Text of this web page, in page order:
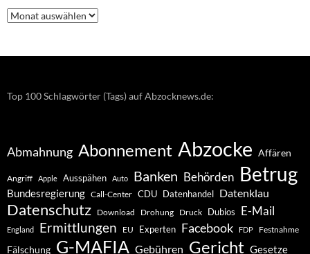
Nachrichten
–
Top 100 Schlagwörter (Tags) auf Abzocknews.de:
Abmahnung Abonnement Abzocke Affären
Angriff Apple Ausspähen Auto Banken Behörden Betrug
Bundesregierung Call-Center CDU Datenhandel Datenklau
Datenschutz Download Drohung Druck Dubios E-Mail
England Ermittlungen EU Experten Facebook FDP Festnahme
Fälschung G-MAFIA Gebühren Gericht Gesetze